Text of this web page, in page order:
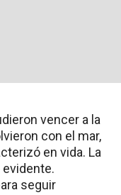
vencer a la
con el mar,
en vida. La
seguir